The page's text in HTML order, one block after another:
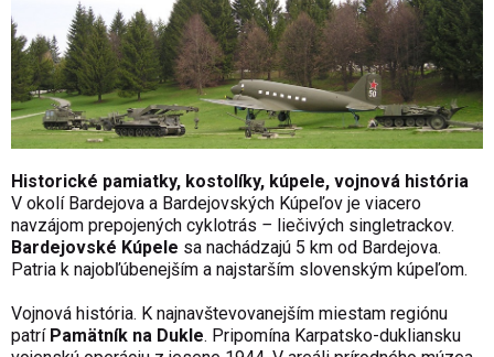
Historické pamiatky, kostolíky, kúpele, vojnová história
V okolí Bardejova a Bardejovských Kúpeľov je viacero
navzájom prepojených cyklotrás – liečivých singletrackov.
Bardejovské Kúpele sa nachádzajú 5 km od Bardejova.
Patria k najobľúbenejším a najstarším slovenským kúpeľom.
Vojnová história. K najnavštevovanejším miestam regiónu
patrí Pamätník na Dukle. Pripomína Karpatsko-dukliansku